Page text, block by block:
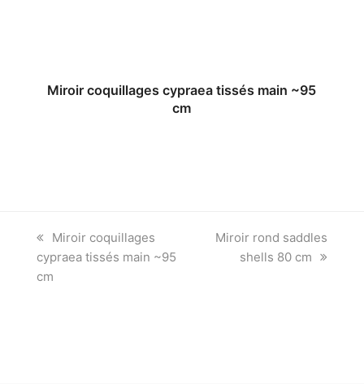
Miroir coquillages cypraea tissés main ~95
cm
previous
post:
Miroir coquillages
cypraea tissés main ~95
cm
next
post:
Miroir rond saddles
shells 80 cm